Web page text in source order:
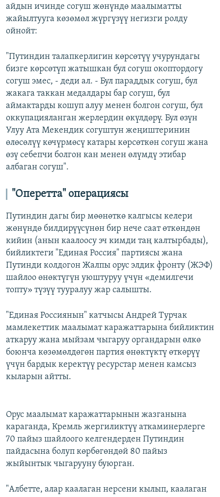
айдын ичинде согуш жөнүндө маалыматты
жайылтууга көзөмөл жүргүзүү негизги ролду
ойнойт:
"Путиндин талапкерлигин көрсөтүү учурундагы
бизге көрсөтүп жатышкан бул согуш окоптордогу
согуш эмес, - деди ал. - Бул параддык согуш, бул
жакага таккан медалдары бар согуш, бул
аймактарды кошуп алуу менен болгон согуш, бул
оккупацияланган жерлердин өкүлдөрү. Бул өзүн
Улуу Ата Мекендик согуштун жеңиштеринин
өлөсөлүү көчүрмөсү катары көрсөткөн согуш жана
өзү себепчи болгон кан менен өлүмдү этибар
албаган согуш".
"Оперетта" операциясы
Путиндин дагы бир мөөнөткө калгысы келери
жөнүндө билдирүүсүнөн бир нече саат өткөндөн
кийин (анын каалоосу эч кимди таң калтырбады),
бийликтеги "Единая Россия" партиясы жана
Путинди колдогон Жалпы орус элдик фронту (ЖЭФ)
шайлоо өнөктүгүн уюштуруу үчүн «демилгечи
топту» түзүү тууралуу жар салышты.
"Единая Россиянын" катчысы Андрей Турчак
мамлекеттик маалымат каражаттарына бийликтин
аткаруу жана мыйзам чыгаруу органдарын өлкө
боюнча көзөмөлдөгөн партия өнөктүктү өткөрүү
үчүн бардык керектүү ресурстар менен камсыз
кыларын айтты.
Орус маалымат каражаттарынын жазганына
караганда, Кремль жергиликтүү аткаминерлерге
70 пайыз шайлоого келгендерден Путиндин
пайдасына болуп көрбөгөндөй 80 пайыз
жыйынтык чыгарууну буюрган.
"Албетте, алар каалаган нерсени кылып, каалаган